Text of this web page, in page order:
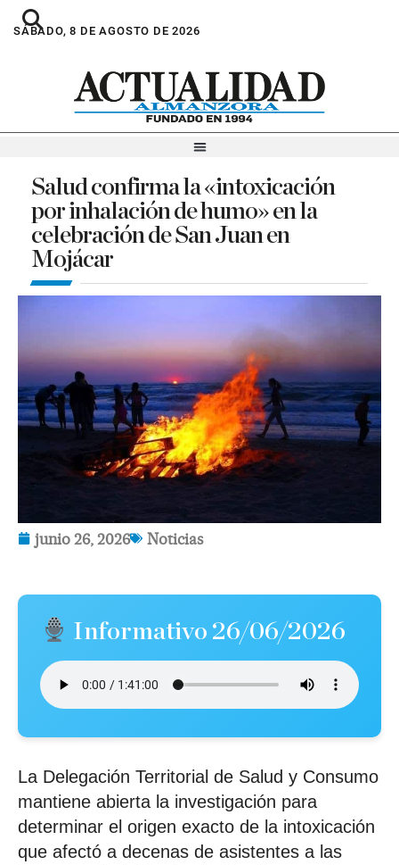
SÁBADO, 8 DE AGOSTO DE 2026
Salud confirma la «intoxicación
por inhalación de humo» en la
celebración de San Juan en
Mojácar
junio 26, 2026 Noticias
Informativo 26/06/2026
La Delegación Territorial de Salud y Consumo
mantiene abierta la investigación para
determinar el origen exacto de la intoxicación
que afectó a decenas de asistentes a las